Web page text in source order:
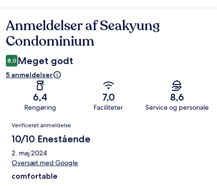
Anmeldelser
Anmeldelser af Seakyung
Condominium
8,0 Meget godt
5 anmeldelser
6,4
Rengøring
7,0
Faciliteter
8,6
Service og personale
Anmeldelser
Verificeret anmeldelse
10/10 Enestående
2. maj 2024
Oversæt med Google
comfortable